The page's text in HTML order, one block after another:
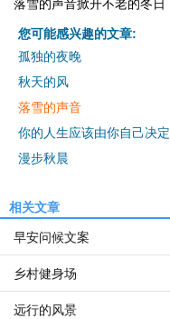
落雪的声音掀开不老的冬日
您可能感兴趣的文章:
孤独的夜晚
秋天的风
落雪的声音
你的人生应该由你自己决定
漫步秋晨
相关文章
早安问候文案
乡村健身场
远行的风景